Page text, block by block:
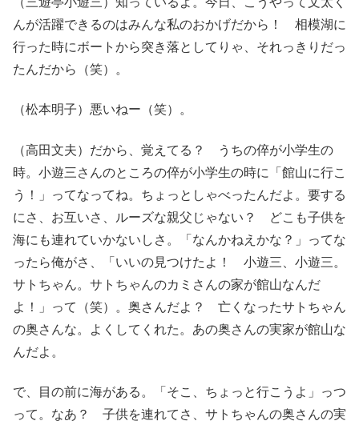
んが活躍できるのはみんな私のおかげだから！ 相模湖に
行った時にボートから突き落としてりゃ、それっきりだっ
たんだから（笑）。
（松本明子）悪いねー（笑）。
（高田文夫）だから、覚えてる？ うちの倅が小学生の
時。小遊三さんのところの倅が小学生の時に「館山に行こ
う！」ってなってね。ちょっとしゃべったんだよ。要する
にさ、お互いさ、ルーズな親父じゃない？ どこも子供を
海にも連れていかないしさ。「なんかねえかな？」ってな
ったら俺がさ、「いいの見つけたよ！ 小遊三、小遊三。
サトちゃん。サトちゃんのカミさんの家が館山なんだ
よ！」って（笑）。奥さんだよ？ 亡くなったサトちゃん
の奥さんな。よくしてくれた。あの奥さんの実家が館山な
んだよ。
で、目の前に海がある。「そこ、ちょっと行こうよ」っつ
って。なあ？ 子供を連れてさ、サトちゃんの奥さんの実